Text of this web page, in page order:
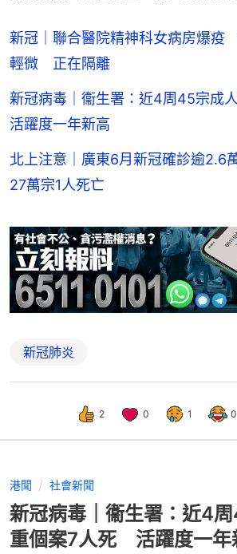
新冠｜聯合醫院精神科女病房爆疫
輕微 正在隔離
新冠病毒｜衞生署：近4周45宗成
活躍度一年新高
北上注意｜廣東6月新冠確診逾
27萬宗1人死亡
新冠肺炎
2 0 1 0
港聞 社會新聞
新冠病毒｜衞生署：近4
重個案7人死 活躍度一年